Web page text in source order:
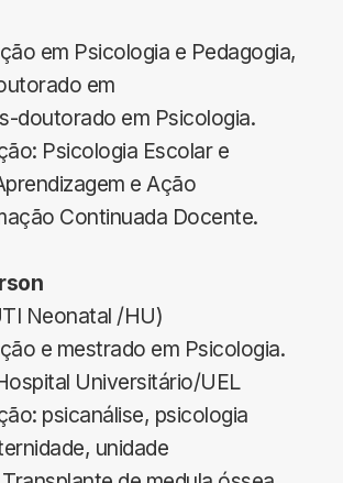
em Psicologia e Pedagogia,
em
doutorado em Psicologia.
Psicologia Escolar e
e Ação
Continuada Docente.
Neonatal /HU)
e mestrado em Psicologia.
Universitário/UEL
psicanálise, psicologia
unidade